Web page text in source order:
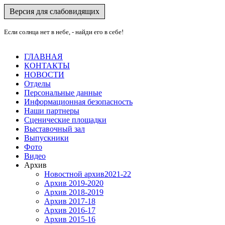
Версия для слабовидящих
Если солнца нет в небе, - найди его в себе!
ГЛАВНАЯ
КОНТАКТЫ
НОВОСТИ
Отделы
Персональные данные
Информационная безопасность
Наши партнеры
Сценические площадки
Выставочный зал
Выпускники
Фото
Видео
Архив
Новостной архив2021-22
Архив 2019-2020
Архив 2018-2019
Архив 2017-18
Архив 2016-17
Архив 2015-16